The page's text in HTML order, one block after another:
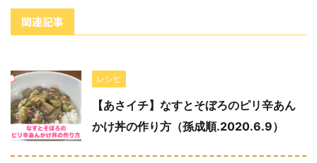
関連記事
レシピ
【あさイチ】なすとそぼろのピリ辛あん
かけ丼の作り方（孫成順.2020.6.9）